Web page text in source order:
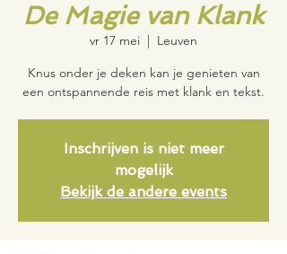
De Magie van Klank
vr 17 mei
  |
Leuven
Knus onder je deken kan je genieten van
een ontspannende reis met klank en tekst.
Inschrijven is niet meer
mogelijk
Bekijk de andere events